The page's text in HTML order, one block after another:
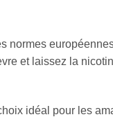
normes
et laissez la
idéal pour les